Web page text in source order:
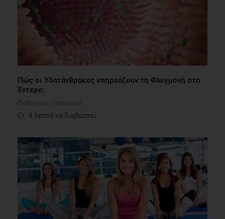
Πώς οι Υδατάνθρακες επηρεάζουν τη Φλεγμονή στο
Έντερο;
Παθήσεις Πεπτικού
4 λεπτά να διαβαστεί